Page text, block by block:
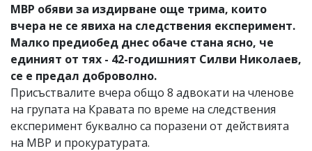
МВР обяви за издирване още трима, които
вчера не се явиха на следствения експеримент.
Малко предиобед днес обаче стана ясно, че
единият от тях - 42-годишният Силви Николаев,
се е предал доброволно.
Присъствалите вчера общо 8 адвокати на членове
на групата на Кравата по време на следствения
експеримент буквално са поразени от действията
на МВР и прокуратурата.